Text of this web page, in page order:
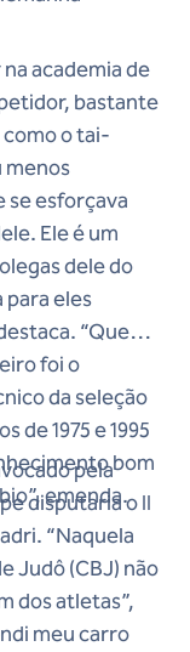
academia de
bastante
o tai-
menos
se esforçava
Ele é um
dele do
para eles
“Quem
foi o
da seleção
de 1975 e 1995
bom
emenda.
pela
disputaria o II
“Naquela
Judô (CBJ) não
dos atletas”,
meu carro